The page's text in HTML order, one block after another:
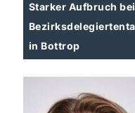
Starker Aufbruch
in Bottrop